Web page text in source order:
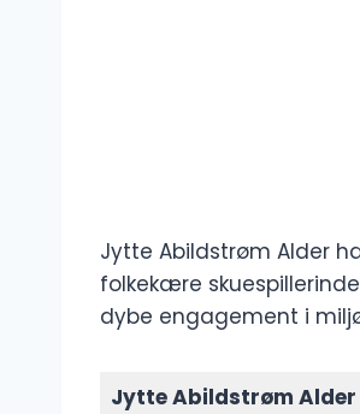
Jytte Abildstrøm Alder
folkekære
dybe engagement i
Jytte Abildstrøm Alder